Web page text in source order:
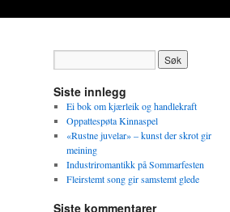
Siste innlegg
Ei bok om kjærleik og handlekraft
Oppattespøta Kinnaspel
«Rustne juvelar» – kunst der skrot gir
meining
Industriromantikk på Sommarfesten
Fleirstemt song gir samstemt glede
Siste kommentarer